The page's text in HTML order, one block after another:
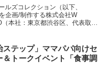
「大阪・関西万博×TGC」
なプロジェクトが遂に集大
年4月5日（土）大阪市
ルズコレクション（以下、
企画/制作する株式会社W
本社：東京都渋谷区、代表取締
日（月）に、公益社団法人2025
ステップ」ママパパ向けセ
＆トークイベント「食事調